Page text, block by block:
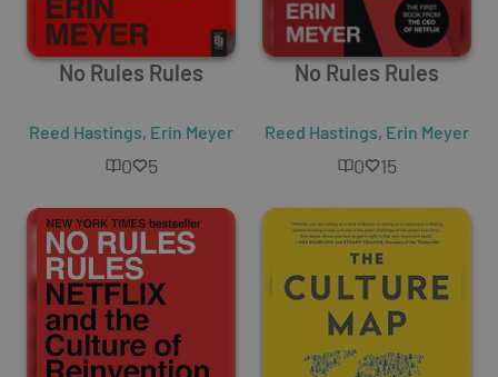
No Rules Rules
Reed Hastings, Erin Meyer
0 5
No Rules Rules
Reed Hastings, Erin Meyer
0 15